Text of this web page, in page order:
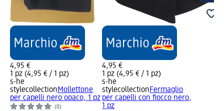
4,95 €
1 pz (4,95 € / 1 pz)
s-he
stylecollectionMollettone
per capelli nero opaco, 1 pz
(0)
4,95 €
1 pz (4,95 € / 1 pz)
s-he
stylecollectionFermaglio
per capelli con fiocco nero,
1 pz